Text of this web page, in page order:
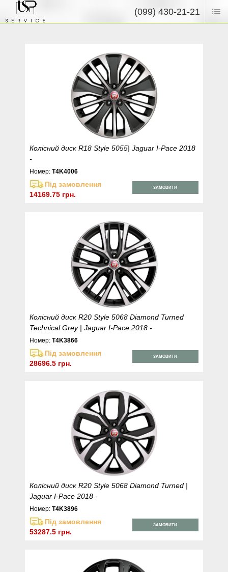
(099) 430-21-21
Колісний диск R18 Style 5055| Jaguar I-Pace 2018
-
Номер:T4K4006
Під замовлення
14169.75 грн.
ЗАМОВИТИ
Колісний диск R20 Style 5068 Diamond Turned
Technical Grey | Jaguar I-Pace 2018 -
Номер:T4K3866
Під замовлення
28696.5 грн.
ЗАМОВИТИ
Колісний диск R20 Style 5068 Diamond Turned |
Jaguar I-Pace 2018 -
Номер:T4K3896
Під замовлення
53287.5 грн.
ЗАМОВИТИ